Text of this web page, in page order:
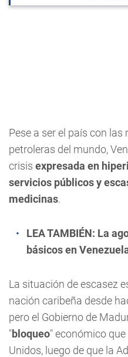
Pese a ser el país con las
petroleras del mundo,
crisis expresada en
servicios públicos y
medicinas.
LEA TAMBIÉN: La
básicos en
La situación de escasez
nación caribeña desde
pero el Gobierno de
"bloqueo" económico
Unidos, luego de que la